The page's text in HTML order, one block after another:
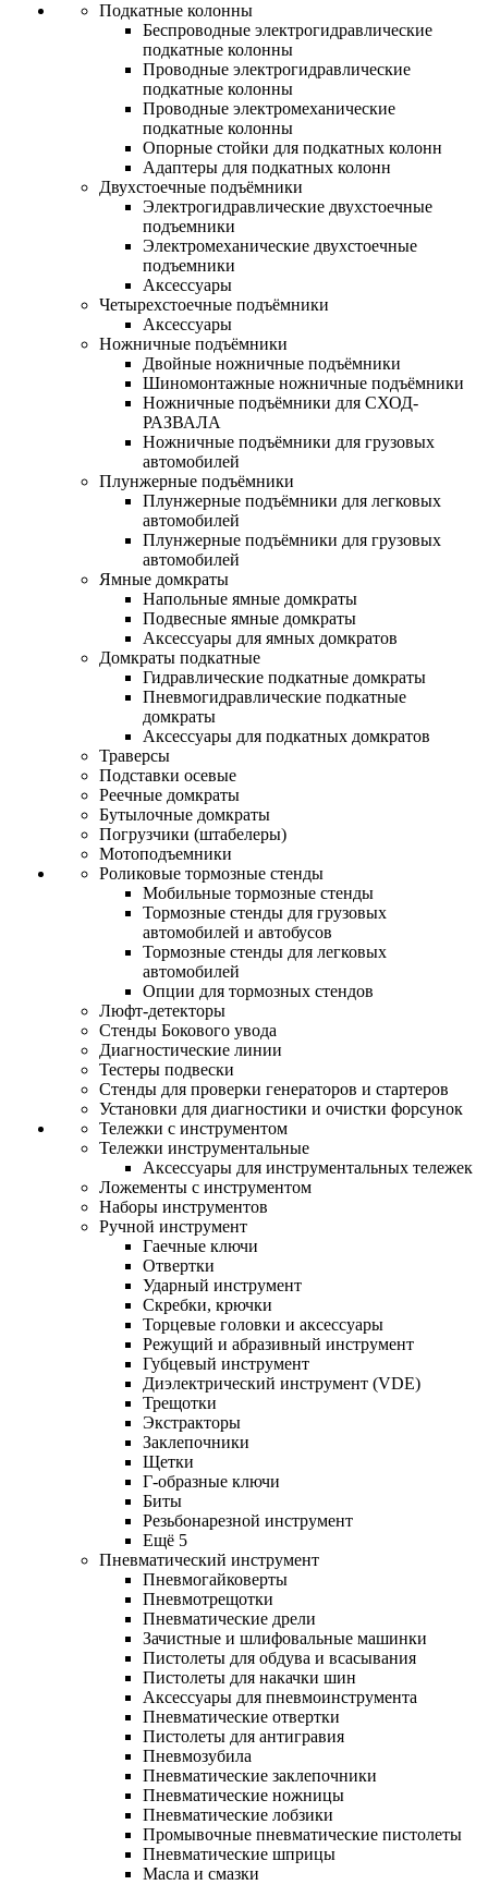
Подкатные колонны
Беспроводные электрогидравлические
подкатные колонны
Проводные электрогидравлические
подкатные колонны
Проводные электромеханические
подкатные колонны
Опорные стойки для подкатных колонн
Адаптеры для подкатных колонн
Двухстоечные подъёмники
Электрогидравлические двухстоечные
подъемники
Электромеханические двухстоечные
подъемники
Аксессуары
Четырехстоечные подъёмники
Аксессуары
Ножничные подъёмники
Двойные ножничные подъёмники
Шиномонтажные ножничные подъёмники
Ножничные подъёмники для СХОД-
РАЗВАЛА
Ножничные подъёмники для грузовых
автомобилей
Плунжерные подъёмники
Плунжерные подъёмники для легковых
автомобилей
Плунжерные подъёмники для грузовых
автомобилей
Ямные домкраты
Напольные ямные домкраты
Подвесные ямные домкраты
Аксессуары для ямных домкратов
Домкраты подкатные
Гидравлические подкатные домкраты
Пневмогидравлические подкатные
домкраты
Аксессуары для подкатных домкратов
Траверсы
Подставки осевые
Реечные домкраты
Бутылочные домкраты
Погрузчики (штабелеры)
Мотоподъемники
Роликовые тормозные стенды
Мобильные тормозные стенды
Тормозные стенды для грузовых
автомобилей и автобусов
Тормозные стенды для легковых
автомобилей
Опции для тормозных стендов
Люфт-детекторы
Стенды Бокового увода
Диагностические линии
Тестеры подвески
Стенды для проверки генераторов и стартеров
Установки для диагностики и очистки форсунок
Тележки с инструментом
Тележки инструментальные
Аксессуары для инструментальных тележек
Ложементы с инструментом
Наборы инструментов
Ручной инструмент
Гаечные ключи
Отвертки
Ударный инструмент
Скребки, крючки
Торцевые головки и аксессуары
Режущий и абразивный инструмент
Губцевый инструмент
Диэлектрический инструмент (VDE)
Трещотки
Экстракторы
Заклепочники
Щетки
Г-образные ключи
Биты
Резьбонарезной инструмент
Ещё 5
Пневматический инструмент
Пневмогайковерты
Пневмотрещотки
Пневматические дрели
Зачистные и шлифовальные машинки
Пистолеты для обдува и всасывания
Пистолеты для накачки шин
Аксессуары для пневмоинструмента
Пневматические отвертки
Пистолеты для антигравия
Пневмозубила
Пневматические заклепочники
Пневматические ножницы
Пневматические лобзики
Промывочные пневматические пистолеты
Пневматические шприцы
Масла и смазки